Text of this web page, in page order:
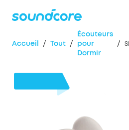
Accueil / Tout /
Écouteurs
pour
Dormir
/